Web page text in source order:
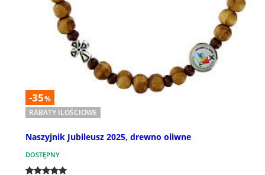
-35%
RABATY ILOŚCIOWE
Naszyjnik Jubileusz 2025, drewno oliwne
DOSTĘPNY